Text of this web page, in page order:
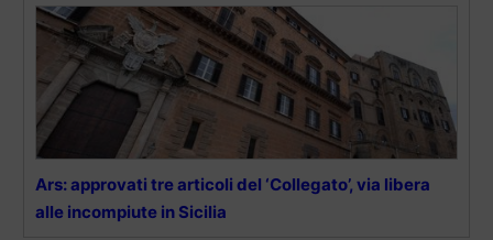
Ars: approvati tre articoli del ‘Collegato’, via libera
alle incompiute in Sicilia